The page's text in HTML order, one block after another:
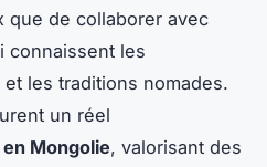
que de collaborer avec
connaissent les
les traditions nomades.
un réel
Mongolie, valorisant des